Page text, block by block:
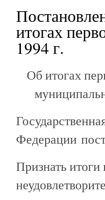
итогах
1994 г.
Об итогах
Федерации
Признать итоги